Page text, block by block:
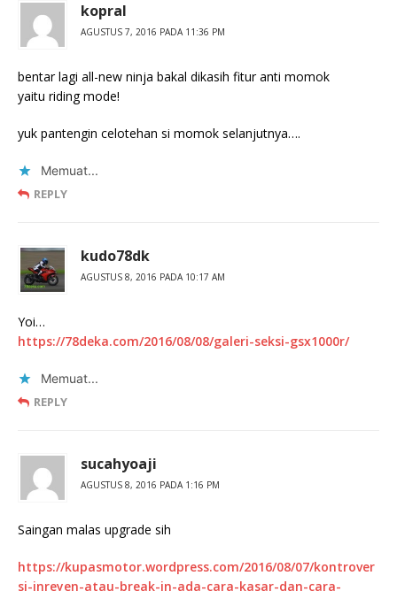
kopral
AGUSTUS 7, 2016 PADA 11:36 PM
bentar lagi all-new ninja bakal dikasih fitur anti momok
yaitu riding mode!
yuk pantengin celotehan si momok selanjutnya….
Memuat...
REPLY
kudo78dk
AGUSTUS 8, 2016 PADA 10:17 AM
Yoi…
https://78deka.com/2016/08/08/galeri-seksi-gsx1000r/
Memuat...
REPLY
sucahyoaji
AGUSTUS 8, 2016 PADA 1:16 PM
Saingan malas upgrade sih
https://kupasmotor.wordpress.com/2016/08/07/kontrover
si-inreyen-atau-break-in-ada-cara-kasar-dan-cara-